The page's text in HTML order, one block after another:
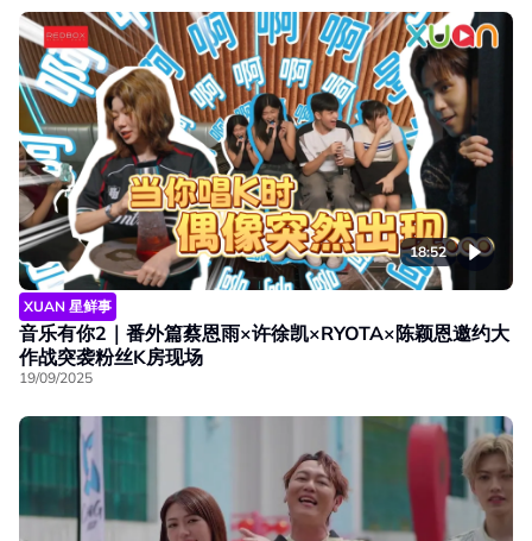
18:52
XUAN 星鲜事
音乐有你2｜番外篇蔡恩雨×许徐凯×RYOTA×陈颖恩邀约大
作战突袭粉丝K房现场
19/09/2025